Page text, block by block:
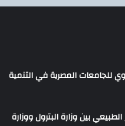
للجامعات المصرية في التنمية
بين وزارة البترول ووزارة